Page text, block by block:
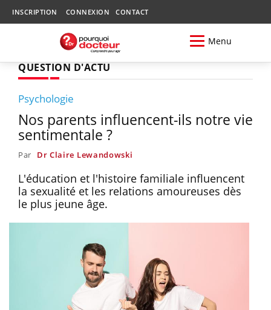
INSCRIPTION CONNEXION CONTACT
Menu
QUESTION D'ACTU
Psychologie
Nos parents influencent-ils notre vie
sentimentale ?
Par Dr Claire Lewandowski
L'éducation et l'histoire familiale influencent
la sexualité et les relations amoureuses dès
le plus jeune âge.